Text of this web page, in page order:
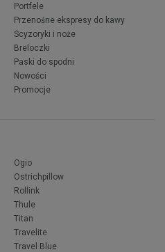
Portfele
Przenośne ekspresy do kawy
Scyzoryki i noże
Breloczki
Paski do spodni
Nowości
Promocje
Ogio
Ostrichpillow
Rollink
Thule
Titan
Travelite
Travel Blue